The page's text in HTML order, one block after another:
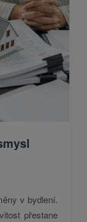
v bydlení.
přestane